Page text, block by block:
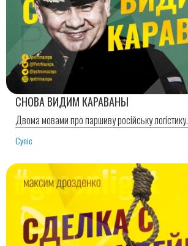
СНОВА ВИДИМ КАРАВАНЫ
Двома мовами про паршиву російську логістику.
Cynic